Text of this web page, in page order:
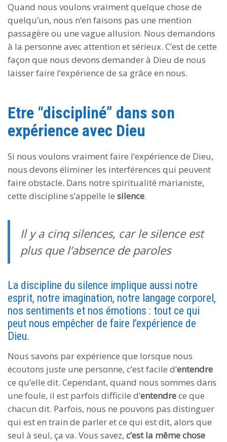
Quand nous voulons vraiment quelque chose de
quelqu’un, nous n’en faisons pas une mention
passagère ou une vague allusion. Nous demandons
à la personne avec attention et sérieux. C’est de cette
façon que nous devons demander à Dieu de nous
laisser faire l’expérience de sa grâce en nous.
Etre “discipliné” dans son
expérience avec Dieu
Si nous voulons vraiment faire l’expérience de Dieu,
nous devons éliminer les interférences qui peuvent
faire obstacle. Dans notre spiritualité marianiste,
cette discipline s’appelle le silence.
Il y a cinq silences, car le silence est
plus que l’absence de paroles
La discipline du silence implique aussi notre
esprit, notre imagination, notre langage corporel,
nos sentiments et nos émotions : tout ce qui
peut nous empêcher de faire l’expérience de
Dieu.
Nous savons par expérience que lorsque nous
écoutons juste une personne, c’est facile d’entendre
ce qu’elle dit. Cependant, quand nous sommes dans
une foule, il est parfois difficile d’entendrece que
chacun dit. Parfois, nous ne pouvons pas distinguer
qui est en train de parler et ce qui est dit, alors que
seul à seul, ça va. Vous savez, c’est la même chose